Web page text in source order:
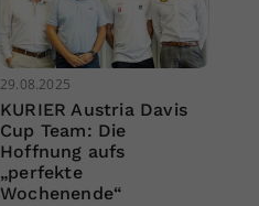
29.08.2025
KURIER Austria Davis
Cup Team: Die
Hoffnung aufs
„perfekte
Wochenende“